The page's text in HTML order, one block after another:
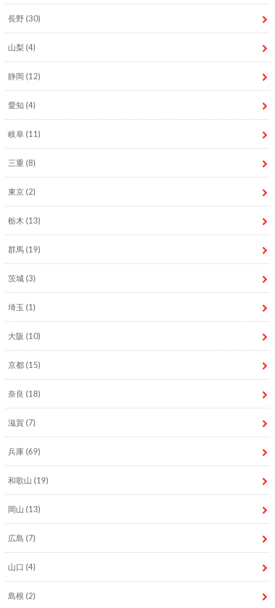
長野(30)
山梨 (4)
静岡 (12)
愛知 (4)
岐阜(11)
三重 (8)
東京(2)
栃木 (13)
群馬(19)
茨城(3)
埼玉 (1)
大阪 (10)
京都(15)
奈良 (18)
滋賀 (7)
兵庫(69)
和歌山 (19)
岡山 (13)
広島 (7)
山口 (4)
島根 (2)